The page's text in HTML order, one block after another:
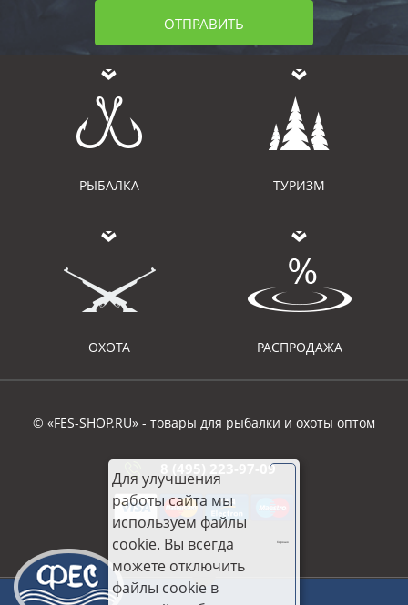
ОТПРАВИТЬ
РЫБАЛКА ТУРИЗМ
ОХОТА РАСПРОДАЖА
© «FES-SHOP.RU» - товары для рыбалки и охоты оптом
8 (495) 223-97-09
Для улучшения
работы сайта мы
используем файлы
cookie. Вы всегда
можете отключить
файлы cookie в
Хорошо